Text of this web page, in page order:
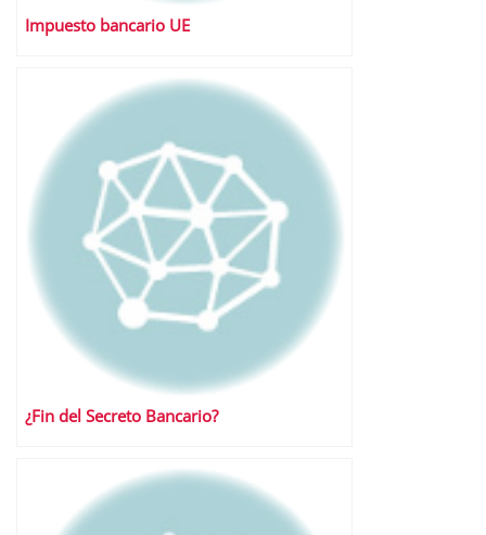
Impuesto bancario UE
¿Fin del Secreto Bancario?